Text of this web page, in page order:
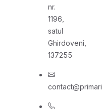
nr.
1196,
satul
Ghirdoveni,
137255